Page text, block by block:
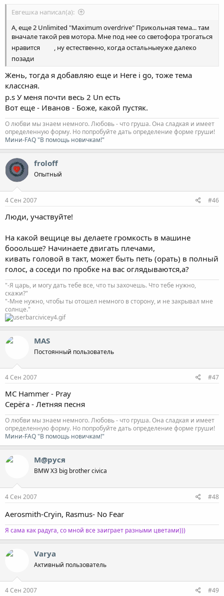
Евгешка написал(а):
А, еще 2 Unlimited "Maximum overdrive" Прикольная тема... там
вначале такой рев мотора. Мне под нее со светофора трогаться
нравится
, ну естественно, когда остальныеуже далеко
позади
Жень, тогда я добавляю еще и Here i go, тоже тема
классная.
p.s У меня почти весь 2 Un есть
Вот еще - Иванов - Боже, какой пустяк.
О любви мы знаем немного. Любовь - что груша. Она сладкая и имеет
определенную форму. Но попробуйте дать определение форме груши!
Мини-FAQ "В помощь новичкам!"
froloff
Опытный
4 Сен 2007 #46
Люди, участвуйте!
На какой вещице вы делаете громкость в машине
бооольше? Начинаете двигать плечами,
кивать головой в такт, может быть петь (орать) в полный
голос, а соседи по пробке на вас оглядываются,а?
"-Я царь, и могу дать тебе все, что ты захочешь. Что тебе нужно,
скажи?"
"-Мне нужно, чтобы ты отошел немного в сторону, и не закрывал мне
солнце."
MAS
Постоянный пользователь
4 Сен 2007 #47
MC Hammer - Pray
Серёга - Летняя песня
О любви мы знаем немного. Любовь - что груша. Она сладкая и имеет
определенную форму. Но попробуйте дать определение форме груши!
Мини-FAQ "В помощь новичкам!"
М@руся
BMW X3 big brother civica
4 Сен 2007 #48
Aerosmith-Cryin, Rasmus- No Fear
Я сама как радуга, со мной все заиграет разными цветами)))
Varya
Активный пользователь
4 Сен 2007 #49